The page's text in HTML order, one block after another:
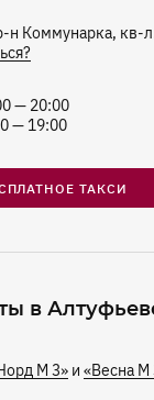
н Коммунарка, кв-
— 20:00
— 19:00
ТАКСИ
в
М 3» и «Весна М